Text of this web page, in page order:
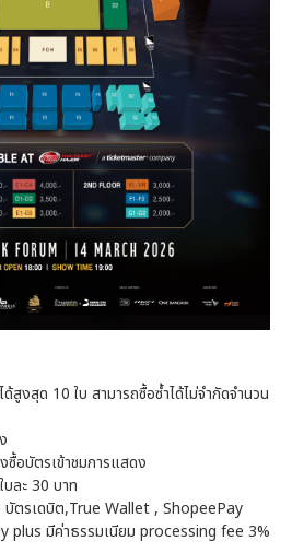
สูงสุด 10 ใบ สามารถซื้อซ้ำได้ไม่จำกัดจำนวน
อบัตรเข้าชมการแสดง
บละ 30 บาท
บัตรเดบิต,True Wallet , ShopeePay
plus มีค่าธรรมเนียม processing fee 3%